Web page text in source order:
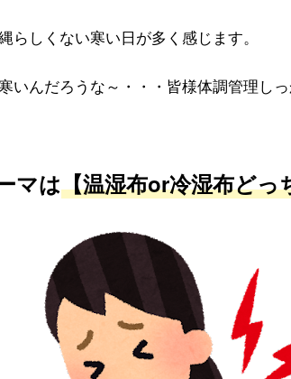
らしくない寒い日が多く感じます。
いんだろうな～・・・皆様体調管理し
マは【温湿布or冷湿布どっ